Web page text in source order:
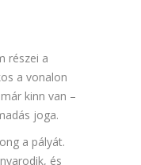
részei a
a vonalon
kinn van –
joga.
a pályát.
és